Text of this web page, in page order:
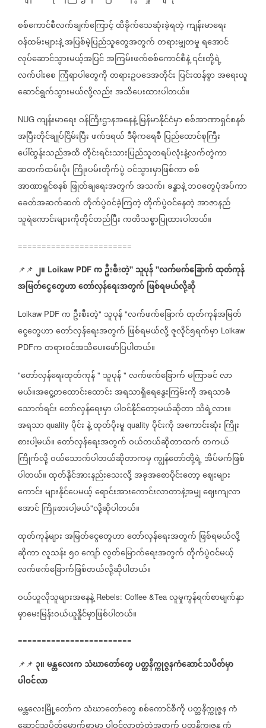
စစ်ကောင်စီလက်ချက်ကြောင့်ထိခိုက်သေဆုံးခဲ့ရတဲ့ကျန်းမာရေး
ဝန်ထမ်းများနဲ့အပြစ်မဲ့ပြည်သူတွေအတွက်တရားမျှတမှုရအောင်
လုပ်ဆောင်သွားမယ့်အပြင်အကြမ်းဖက်စစ်ကောင်စီနဲ့၎င်းတို့ရဲ့
လက်ပါးစေ ကြံရာပါတွေကိုတရားဥပဒေအတိုင်း ပြင်းထန်စွာအရေးယူ
ဆောင်ရွက်သွားမယ်လို့လည်းအသိပေးထားပါတယ်။
NUG ကျန်းမာရေးဝန်ကြီးဌာနအနေနဲ့မြန်မာနိုင်ငံမှာစစ်အာဏာရှင်စနစ်
အပြီးတိုင်ချုပ်ငြိမ်းပြီးဖက်ဒရယ်ဒီမိုကရေစီ ပြည်ထောင်စုကြီး
ပေါ်ထွန်းသည်အထိတိုင်းရင်းသားပြည်သူတရပ်လုံးနဲ့လက်တွဲကာ
ဆတက်ထမ်းပိုး ကြိုးပမ်းတိုက်ပွဲဝင်သွားမှာဖြစ်ကာစစ်
အာဏာရှင်စနစ် ဖြုတ်ချရေးအတွက်အသက်‌၊ခန္ဓာနဲ့ဘဝတွေပုံအပ်ကာ
ခေတ်အဆက်ဆက်တိုက်ပွဲဝင်ခဲ့ကြတဲ့တိုက်ပွဲဝင်နေတဲ့အာဇာနည်
သူရဲကောင်းများကိုတိုင်တည်ပြီးကတိသစ္စာပြုထားပါတယ်။
========================
📌📌 ၂။ Loikaw PDF ကဦးစီးတဲ့" သူပုန် "လက်ဖက်ခြောက်ထုတ်ကုန်
အမြတ်ငွေတွေဟာတော်လှန်ရေးအတွက်ဖြစ်ရမယ်လို့ဆို
Loikaw PDF က ဦးစီးတဲ့" သူပုန် "လက်ဖက်ခြောက်ထုတ်ကုန်အမြတ်
ငွေတွေဟာတော်လှန်ရေးအတွက် ဖြစ်ရမယ်လို့ဇူလိုင်၅ရက်မှာ Loikaw
PDFကတရားဝင်အသိပေးဖော်ပြပါတယ်။
"တော်လှန်ရေးထုတ်ကုန် " သူပုန် " လက်ဖက်‌ခြောက်မကြာခင်လာ
မယ်။အငွေ့တထောင်းထောင်းအရသာရှိရေနွေးကြမ်းကိုအရသာခံ
သောက်ရင်းတော်လှန်ရေးမှာပါဝင်နိုင်တော့မယ်ဆိုတာသိရဲ့လား။
အရသာ quality ပိုင်းနဲ့ထုတ်ပိုးမှု quality ပိုင်းကိုအကောင်းဆုံး ကြိုး
စားပါ့မယ်။တော်လှန်ရေးအတွက်ဝယ်တယ်ဆိုတာထက်တကယ်
ကြိုက်လို့ဝယ်သောက်ပါတယ်ဆိုတာကမှကျွန်တော်တို့ရဲ့အိပ်မက်ဖြစ်
ပါတယ်။ထုတ်နိုင်အားနည်းသေးလို့အခုအစောပိုင်းတော့ဈေးများ
ကောင်းများနိုင်ပေမယ့်ရောင်းအားကောင်းလာတာနဲ့အမျှဈေးကျလာ
အောင်ကြိုးစားပါ့မယ်"လို့ဆိုပါတယ်။
ထုတ်ကုန်များအမြတ်ငွေတွေဟာတော်လှန်ရေးအတွက် ဖြစ်ရမယ်လို့
ဆိုကာလူသန်း၅၀ကျော်လွတ်မြောက်ရေးအတွက်တိုက်ပွဲဝင်မယ့်
လက်ဖက်ခြောက်ဖြစ်တယ်လို့ဆိုပါတယ်။
ဝယ်ယူလိုသူများအနေနဲ့ Rebels: Coffee &Tea လူမှုကွန်ရက်စာမျက်နှာ
မှာမေးမြန်းဝယ်ယူနိူင်မှာဖြစ်ပါတယ်။
========================
📌📌 ၃။မန္တလေးကသံဃာတော်တွေပတ္တနိက္ကုဇ္ဇနကံဆောင်သပိတ်မှာ
ပါဝင်လာ
မန္တလေးမြို့တော်က သံဃာတော်တွေစစ်ကောင်စီကိုပတ္တနိက္ကုဇ္ဇနကံ